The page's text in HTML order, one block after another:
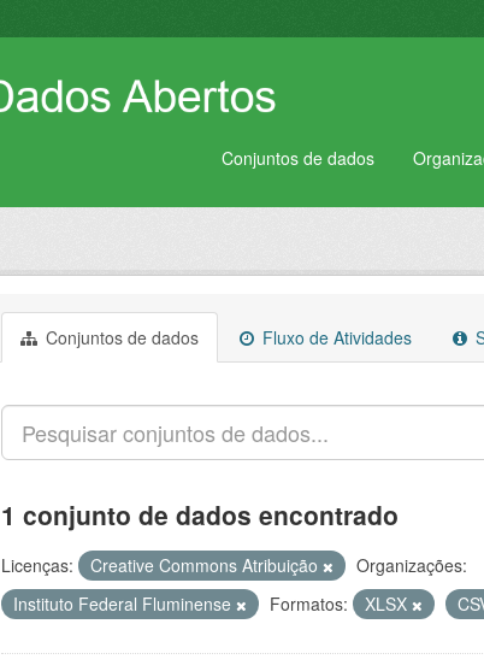
Conjuntos de dados
Conjuntos de dados Fluxo de Atividades
1 conjunto de dados encontrado
Licenças: Creative Commons Atribuição
Organizações:
Instituto Federal Fluminense
Formatos: XLSX